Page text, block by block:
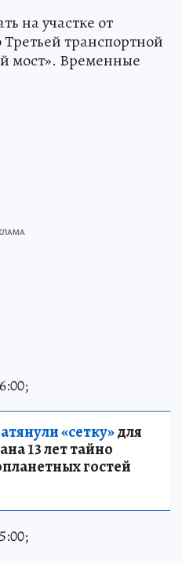
на участке от
транспортной
мост». Временные
«сетку»для
13 лет тайно
гостей